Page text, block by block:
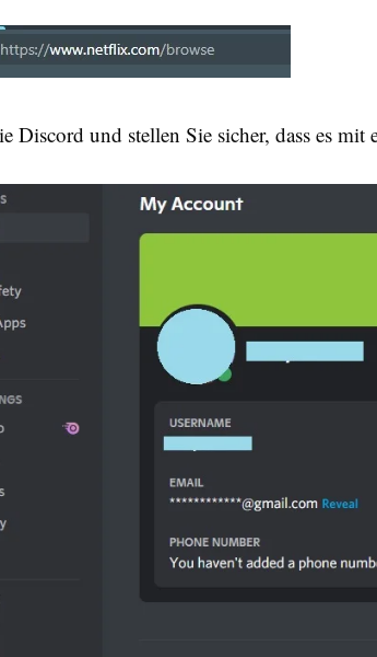
Discord und stellen Sie sicher, dass es mit